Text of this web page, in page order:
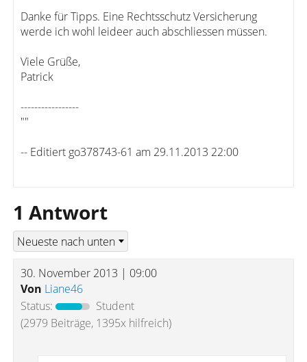
Danke für Tipps. Eine Rechtsschutz Versicherung
werde ich wohl leideer auch abschliessen müssen.
Viele Grüße,
Patrick
-----------------
""
-- Editiert go378743-61 am 29.11.2013 22:00
1 Antwort
30. November 2013 | 09:00
Von Liane46
Status:
Student
(2979 Beiträge, 1395x hilfreich)